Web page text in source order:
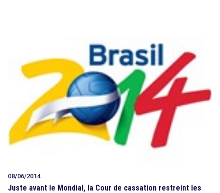
08/06/2014
Juste avant le Mondial, la Cour de cassation restreint les